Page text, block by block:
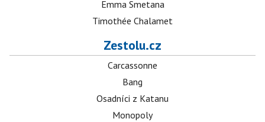
Emma Smetana
Timothée Chalamet
Zestolu.cz
Carcassonne
Bang
Osadníci z Katanu
Monopoly